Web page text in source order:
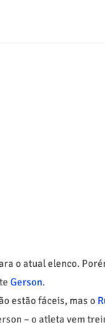
o atual elenco.
Gerson.
estão fáceis, mas o
– o atleta vem